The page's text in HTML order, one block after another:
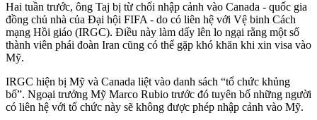
Hai tuần trước, ông Taj bị từ chối nhập cảnh vào Canada - quốc gia
đồng chủ nhà của Đại hội FIFA - do có liên hệ với Vệ binh Cách
mạng Hồi giáo (IRGC). Điều này làm dấy lên lo ngại rằng một số
thành viên phái đoàn Iran cũng có thể gặp khó khăn khi xin visa vào
Mỹ.
IRGC hiện bị Mỹ và Canada liệt vào danh sách “tổ chức khủng
bố”. Ngoại trưởng Mỹ Marco Rubio trước đó tuyên bố những người
có liên hệ với tổ chức này sẽ không được phép nhập cảnh vào Mỹ.